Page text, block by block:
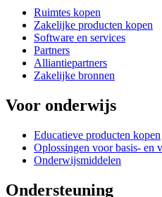
Ruimtes kopen
Zakelijke producten kopen
Software en services
Partners
Alliantiepartners
Zakelijke bronnen
Voor onderwijs
Educatieve producten kopen
Oplossingen voor basis- en
Onderwijsmiddelen
Ondersteuning